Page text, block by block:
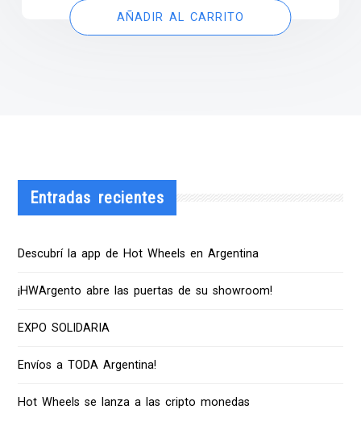
AÑADIR AL CARRITO
Entradas recientes
Descubrí la app de Hot Wheels en Argentina
¡HWArgento abre las puertas de su showroom!
EXPO SOLIDARIA
Envíos a TODA Argentina!
Hot Wheels se lanza a las cripto monedas